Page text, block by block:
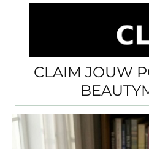
CLAIM JOUW